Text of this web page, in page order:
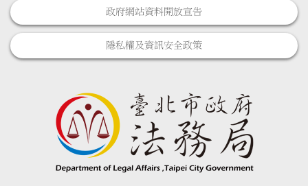
政府網站資料開放宣告
隱私權及資訊安全政策